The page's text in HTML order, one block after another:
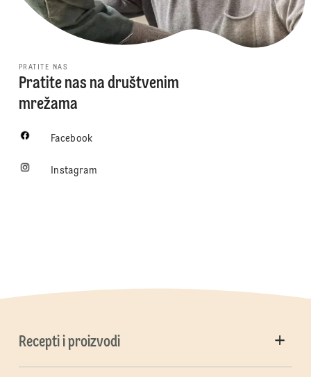
PRATITE NAS
Pratite nas na društvenim
mrežama
Facebook
Instagram
Recepti i proizvodi